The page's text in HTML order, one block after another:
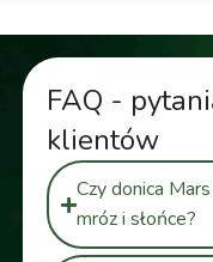
FAQ -
klientów
Czy donica
mróz i słońce?